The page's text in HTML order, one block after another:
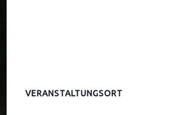
VERANSTALTUNGSORT